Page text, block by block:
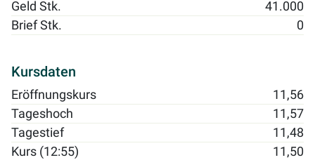
Geld Stk.
41.000
Brief Stk.
0
Kursdaten
Eröffnungskurs
11,56
Tageshoch
11,57
Tagestief
11,48
Kurs (12:55)
11,50